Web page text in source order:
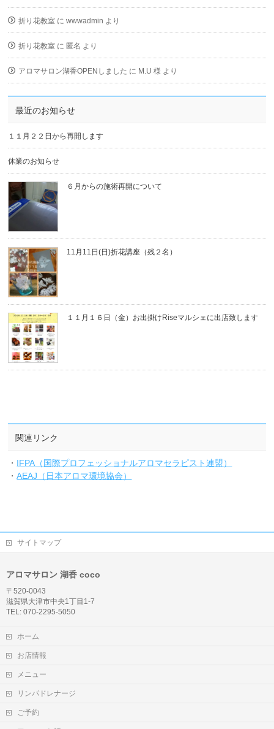
折り花教室 にwwwadmin より
折り花教室 に 匿名 より
アロマサロン湖香OPENしました に M.U 様 より
最近のお知らせ
１１月２２日から再開します
休業のお知らせ
６月からの施術再開について
11月11日(日)折花講座（残２名）
１１月１６日（金）お出掛けRiseマルシェに出店致します
関連リンク
・ IFPA（国際プロフェッショナルアロマセラピスト連盟）
・AEAJ（日本アロマ環境協会）
サイトマップ
アロマサロン 湖香 coco
〒520-0043
滋賀県大津市中央1丁目1-7
TEL: 070-2295-5050
ホーム
お店情報
メニュー
リンパドレナージ
ご予約